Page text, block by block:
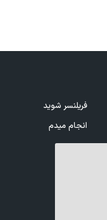
فریلنسر شوید
انجام میدم